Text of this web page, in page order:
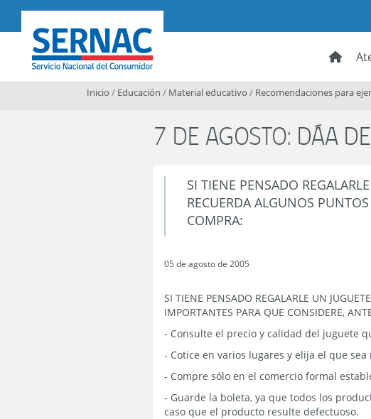
SERNAC
Inicio / Educación / Material educativo / Recomendaciones para
7 DE AGOSTO: DÁA
SI TIENE PENSADO
RECUERDA ALGUNOS
COMPRA:
05 de agosto de 2005
SI TIENE PENSADO REGALARLE UN
IMPORTANTES PARA QUE CONSIDERE,
- Consulte el precio y calidad del juguete
- Cotice en varios lugares y elija el que
- Compre sólo en el comercio formal
- Guarde la boleta, ya que todos los
caso que el producto resulte defectuoso.